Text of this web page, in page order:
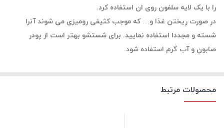
را با یک لایه سلفون روی ان استفاده کرد.
در صورت ریختن غذا و… که موجب کثیفی رومیزی می شوند آنرا
شسته و مجددا استفاده نمایید. برای شستشو بهتر است از پودر
صابون و آب گرم استفاده شود.
محصولات مرتبط